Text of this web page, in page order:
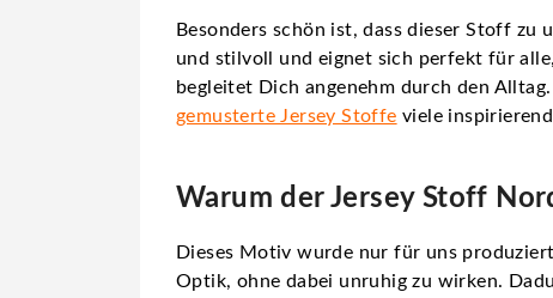
Besonders schön ist, dass dieser Stoff zu
und stilvoll und eignet sich perfekt für
begleitet Dich angenehm durch den
gemusterte Jersey Stoffe viele
Warum der Jersey Stoff
Dieses Motivwurde nur für uns produziert
Optik, ohne dabei unruhig zu wirken.